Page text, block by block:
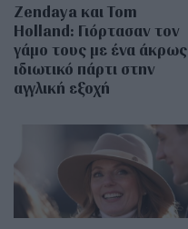
Zendaya και Tom
Holland: Γιόρτασαν τον
γάμο τους με ένα άκρως
ιδιωτικό πάρτι στην
αγγλική εξοχή